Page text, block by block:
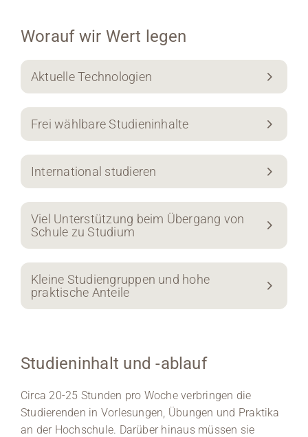
Worauf wir Wert legen
Aktuelle Technologien
Frei wählbare Studieninhalte
International studieren
Viel Unterstützung beim Übergang von
Schule zu Studium
Kleine Studiengruppen und hohe
praktische Anteile
Studieninhalt und -ablauf
Circa 20-25 Stunden pro Woche verbringen die
Studierenden in Vorlesungen, Übungen und Praktika
an der Hochschule. Darüber hinaus müssen sie